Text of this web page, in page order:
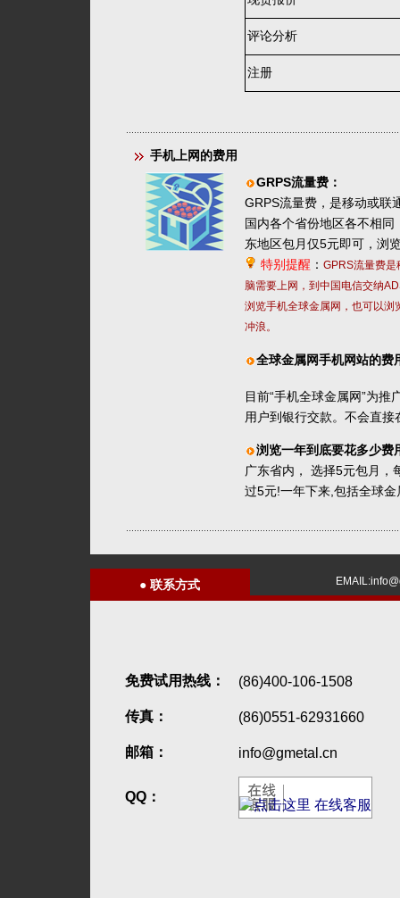
评论分析
注册
手机上网的费用
GRPS流量费：
GRPS流量费，是移动或联
国内各个省份地区各不相
东地区包月仅5元即可，浏
特别提醒 ： GPRS流量费是
脑需要上网，到中国电信交纳
浏览手机全球金属网，也可以
冲浪。
全球金属网手机网站的费
目前“手机全球金属网”为推
用户到银行交款。不会直
浏览一年到底要花多少费
广东省内， 选择5元包月，
过5元!一年下来,包括全球
● 联系方式
免费试用热线： (86)400-106-1508
传真： (86)0551-62931660
邮箱： info@gmetal.cn
QQ：